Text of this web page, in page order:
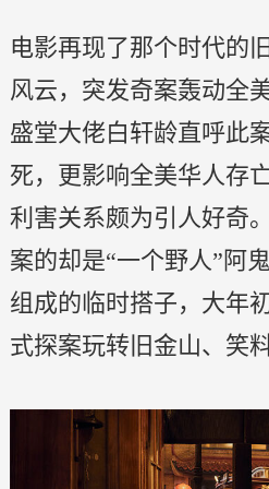
电影再现了那个时代的
风云，突发奇案轰动全
盛堂大佬白轩龄直呼此
死，更影响全美华人存
利害关系颇为引人好奇
案的却是“一个野人”阿
组成的临时搭子，大年
式探案玩转旧金山、笑